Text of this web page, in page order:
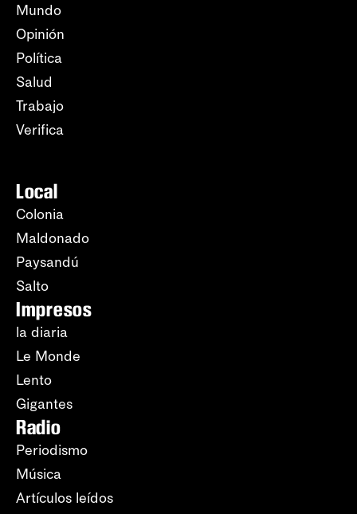
Mundo
Opinión
Política
Salud
Trabajo
Verifica
Local
Colonia
Maldonado
Paysandú
Salto
Impresos
la diaria
Le Monde
Lento
Gigantes
Radio
Periodismo
Música
Artículos leídos